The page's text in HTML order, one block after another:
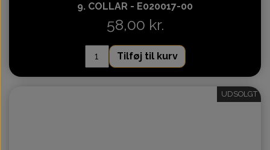
9. COLLAR - E020017-00
58,00 kr.
Tilføj til kurv
UDSOLGT